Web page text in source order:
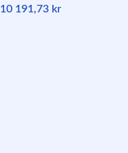
10 191,73 kr